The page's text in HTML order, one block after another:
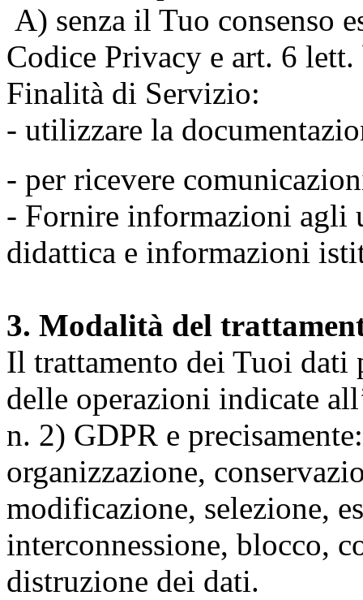
A) senza il Tuo consenso
Codice Privacy e art. 6
Finalità di Servizio:
- utilizzare la
- per ricevere
- Fornire informazioni agli
didattica e informazioni
3. Modalità del
Il trattamento dei Tuoi dati
delle operazioni indicate
n. 2) GDPR e
organizzazione,
modificazione, selezione,
interconnessione, blocco,
distruzione dei dati.